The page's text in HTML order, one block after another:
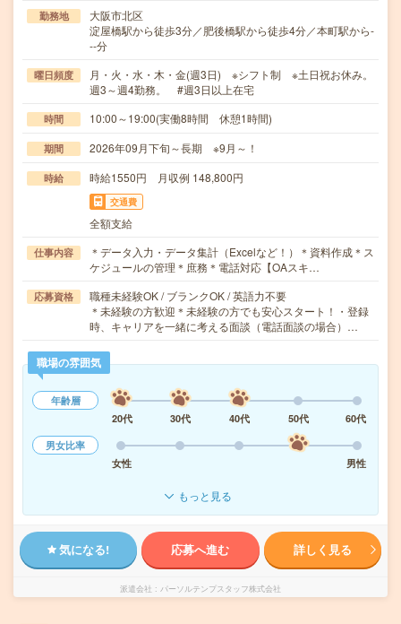
勤務地
大阪市北区
淀屋橋駅から徒歩3分／肥後橋駅から徒歩4分／本町駅から-
--分
曜日頻度
月・火・水・木・金(週3日) ※シフト制 ※土日祝お休み。
週3～週4勤務。 #週3日以上在宅
時間 10:00～19:00(実働8時間 休憩1時間)
期間 2026年09月下旬～長期 ※9月～！
時給 時給1550円 月収例 148,800円
交通費
全額支給
仕事内容
＊データ入力・データ集計（Excelなど！）＊資料作成＊ス
ケジュールの管理＊庶務＊電話対応【OAスキ…
応募資格
職種未経験OK / ブランクOK / 英語力不要
＊未経験の方歓迎＊未経験の方でも安心スタート！・登録
時、キャリアを一緒に考える面談（電話面談の場合）…
職場の雰囲気
年齢層
20代
30代 40代 50代
60代
男女比率
女性
男性
もっと見る
気になる! 応募へ進む 詳しく見る
派遣会社 パーソルテンプスタッフ株式会社